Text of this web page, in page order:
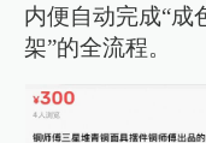
内便自动完成“成
架”的全流程。